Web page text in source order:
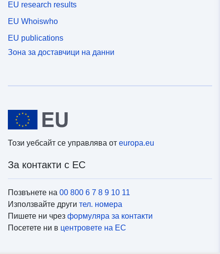
EU research results
EU Whoiswho
EU publications
Зона за доставчици на данни
Този уебсайт се управлява от europa.eu
За контакти с ЕС
Позвънете на 00 800 6 7 8 9 10 11
Използвайте други тел. номера
Пишете ни чрез формуляра за контакти
Посетете ни в центровете на ЕС